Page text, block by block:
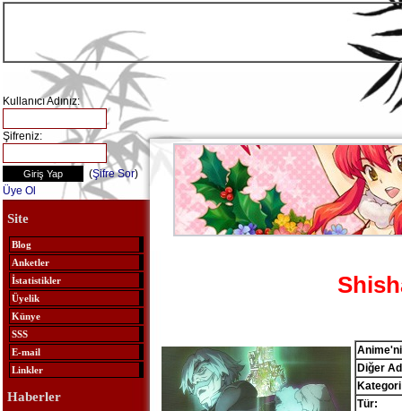
Kullanıcı Adınız:
Şifreniz:
(Şifre Sor)
Üye Ol
Site
Blog
Anketler
İstatistikler
Üyelik
Künye
SSS
E-mail
Linkler
Haberler
Diğer
Tür: